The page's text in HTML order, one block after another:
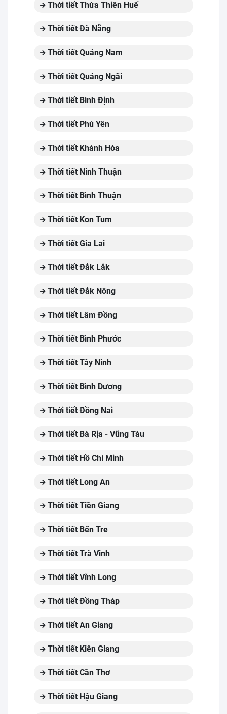
Thời tiết Thừa Thiên Huế
Thời tiết Đà Nẵng
Thời tiết Quảng Nam
Thời tiết Quảng Ngãi
Thời tiết Bình Định
Thời tiết Phú Yên
Thời tiết Khánh Hòa
Thời tiết Ninh Thuận
Thời tiết Bình Thuận
Thời tiết Kon Tum
Thời tiết Gia Lai
Thời tiết Đắk Lắk
Thời tiết Đắk Nông
Thời tiết Lâm Đồng
Thời tiết Bình Phước
Thời tiết Tây Ninh
Thời tiết Bình Dương
Thời tiết Đồng Nai
Thời tiết Bà Rịa - Vũng Tàu
Thời tiết Hồ Chí Minh
Thời tiết Long An
Thời tiết Tiền Giang
Thời tiết Bến Tre
Thời tiết Trà Vinh
Thời tiết Vĩnh Long
Thời tiết Đồng Tháp
Thời tiết An Giang
Thời tiết Kiên Giang
Thời tiết Cần Thơ
Thời tiết Hậu Giang